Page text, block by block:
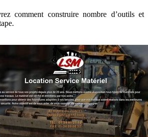
comment construire nombre d’outils et